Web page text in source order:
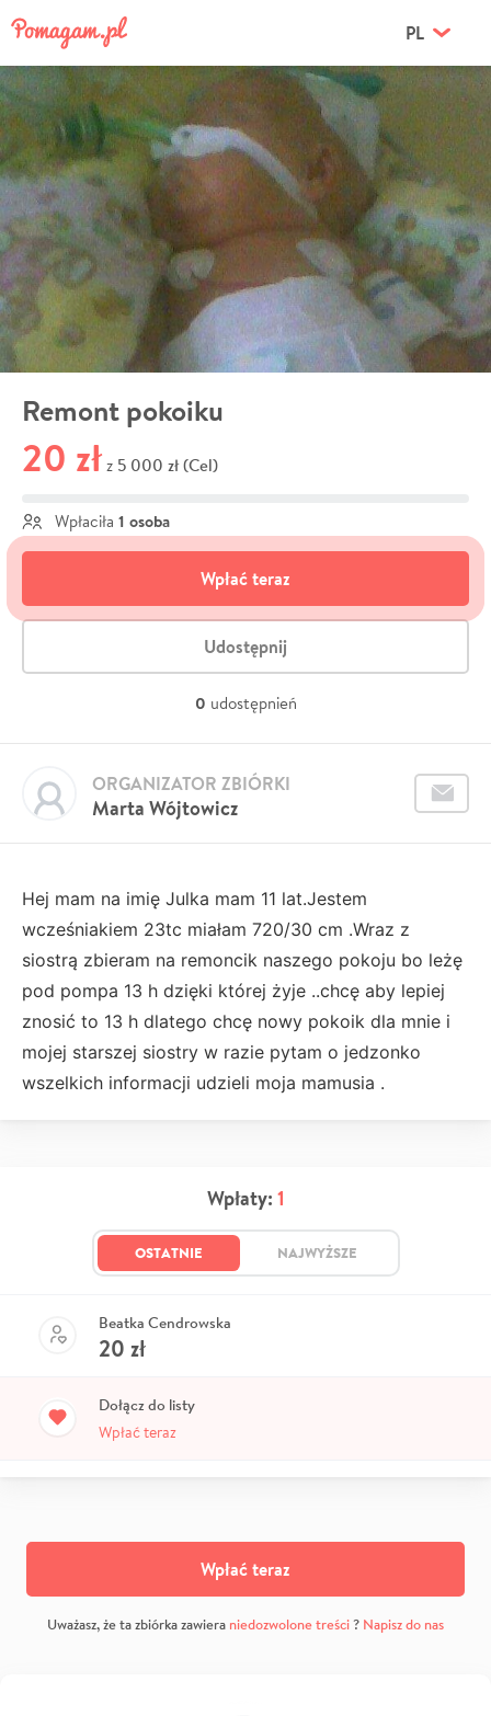
PL
Remont pokoiku
20 zł z 5 000 zł (Cel)
Wpłaciła 1 osoba
Wpłać teraz
Udostępnij
0 udostępnień
Marta Wójtowicz
ORGANIZATOR ZBIÓRKI
Hej mam na imię Julka mam 11 lat.Jestem
wcześniakiem 23tc miałam 720/30 cm .Wraz z
siostrą zbieram na remoncik naszego pokoju bo leżę
pod pompa 13 h dzięki której żyje ..chcę aby lepiej
znosić to 13 h dlatego chcę nowy pokoik dla mnie i
mojej starszej siostry w razie pytam o jedzonko
wszelkich informacji udzieli moja mamusia .
Wpłaty: 1
OSTATNIE NAJWYŻSZE
Beatka Cendrowska
20 zł
Dołącz do listy
Wpłać teraz
Wpłać teraz
Uważasz, że ta zbiórka zawiera niedozwolone treści? Napisz do nas